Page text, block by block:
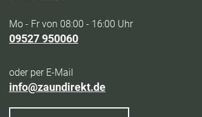
Mo - Fr von 08:00 - 16:00 Uhr
09527 950060
oder per E-Mail
info@zaundirekt.de